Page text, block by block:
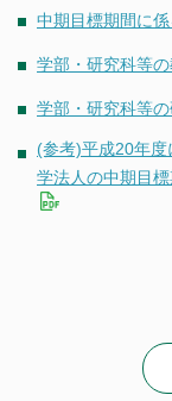
東海国立大学機構
法人職員採用情報
中期目標期間に
学部・研究科等
学部・研究科等
(参考)平成20年
学法人の中期目